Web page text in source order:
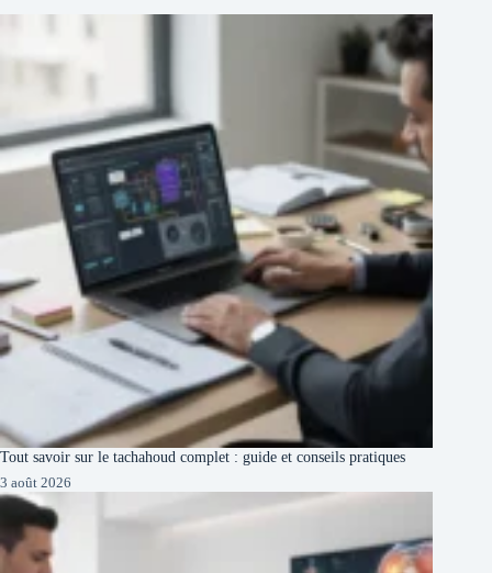
Tout savoir sur le tachahoud complet : guide et conseils pratiques
3 août 2026